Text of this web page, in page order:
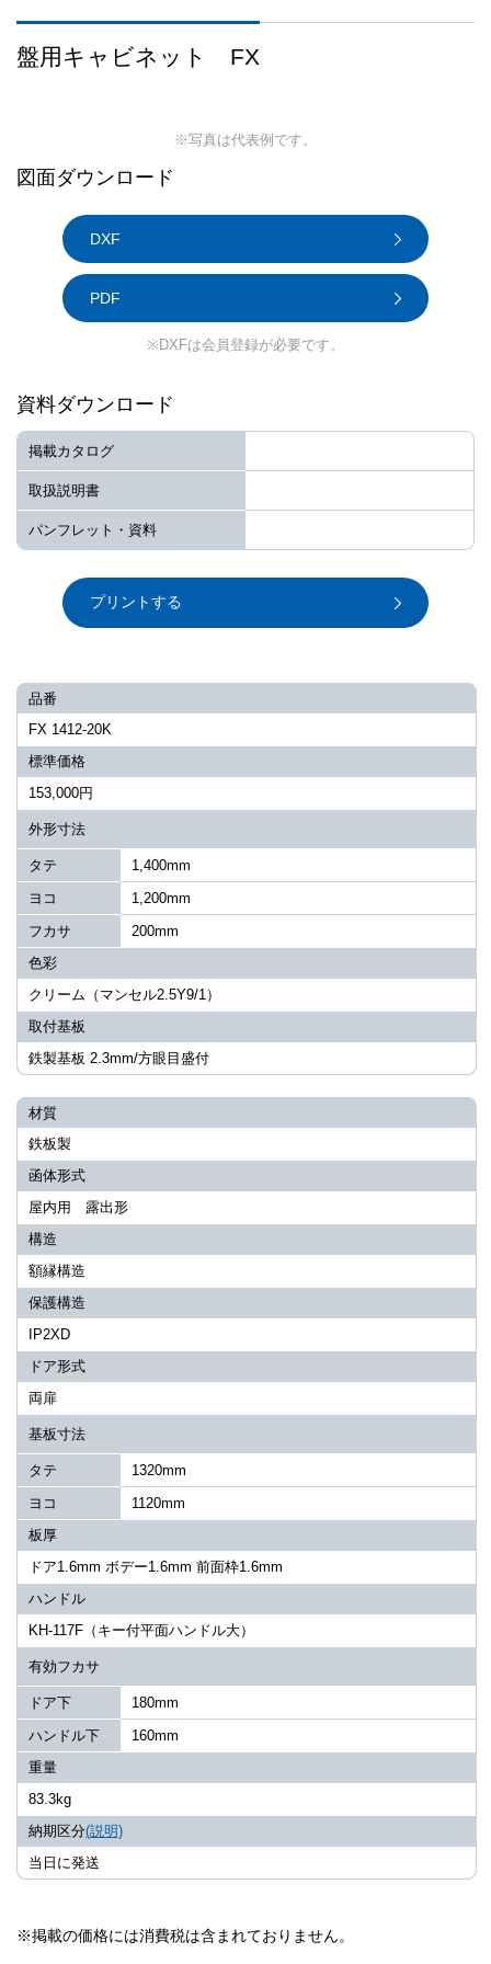
盤用キャビネット FX
※写真は代表例です。
品番
FX 1412-20K
標準価格
153,000円
外形寸法
タテ
1,400mm
ヨコ
1,200mm
フカサ
200mm
色彩
クリーム（マンセル2.5Y9/1）
取付基板
鉄製基板 2.3mm/方眼目盛付
図面ダウンロード
DXF
PDF
※DXFは会員登録が必要です。
資料ダウンロード
掲載カタログ
取扱説明書
パンフレット・資料
プリントする
材質
鉄板製
函体形式
屋内用 露出形
構造
額縁構造
保護構造
IP2XD
ドア形式
両扉
基板寸法
タテ
1320mm
ヨコ
1120mm
板厚
ドア1.6mm ボデー1.6mm 前面枠1.6mm
ハンドル
KH-117F（キー付平面ハンドル大）
有効フカサ
ドア下
180mm
ハンドル下
160mm
重量
83.3kg
納期区分(説明)
当日に発送
※掲載の価格には消費税は含まれておりません。